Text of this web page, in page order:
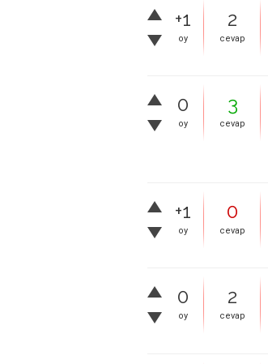
+1
oy
2
cevap
0
oy
3
cevap
+1
oy
0
cevap
0
oy
2
cevap